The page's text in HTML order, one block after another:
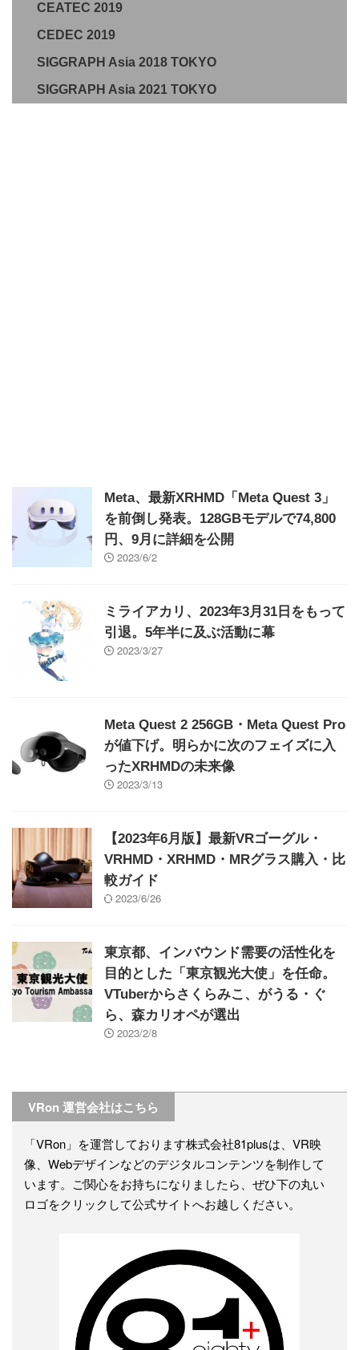
CEATEC 2019
CEDEC 2019
SIGGRAPH Asia 2018 TOKYO
SIGGRAPH Asia 2021 TOKYO
Meta、最新XRHMD「Meta Quest 3」
を前倒し発表。128GBモデルで74,800
円、9月に詳細を公開
2023/6/2
ミライアカリ、2023年3月31日をもって
引退。5年半に及ぶ活動に幕
2023/3/27
Meta Quest 2 256GB・Meta Quest Pro
が値下げ。明らかに次のフェイズに入
ったXRHMDの未来像
2023/3/13
【2023年6月版】最新VRゴーグル・
VRHMD・XRHMD・MRグラス購入・比
較ガイド
2023/6/26
東京都、インバウンド需要の活性化を
目的とした「東京観光大使」を任命。
VTuberからさくらみこ、がうる・ぐ
ら、森カリオペが選出
2023/2/8
VRon 運営会社はこちら
「VRon」を運営しております株式会社81plusは、VR映
像、Webデザインなどのデジタルコンテンツを制作して
います。ご関心をお持ちになりましたら、ぜひ下の丸い
ロゴをクリックして公式サイトへお越しください。